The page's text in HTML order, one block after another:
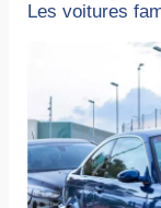
Les voitures